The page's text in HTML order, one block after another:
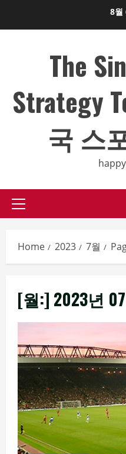
8월
The
Strategy
국 스
Primary
Home 2023 7월
[월:] 2023년